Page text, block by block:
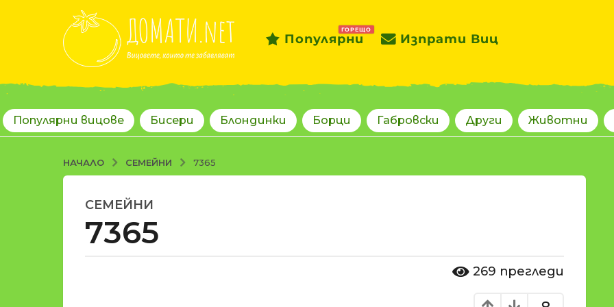
Популярни
ГОРЕЩО
Изпрати Виц
Популярни вицове Бисери Блондинки Борци Габровски Други Животни
НАЧАЛО СЕМЕЙНИ 7365
1
8
г
СЕМЕЙНИ
7365
269 прегледи